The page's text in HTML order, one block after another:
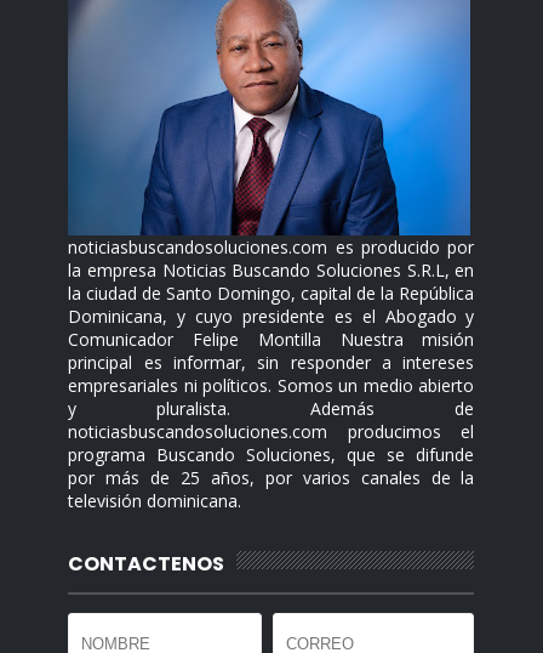
noticiasbuscandosoluciones.com es producido por
la empresa Noticias Buscando Soluciones S.R.L, en
la ciudad de Santo Domingo, capital de la República
Dominicana, y cuyo presidente es el Abogado y
Comunicador Felipe Montilla Nuestra misión
principal es informar, sin responder a intereses
empresariales ni políticos. Somos un medio abierto
y pluralista. Además de
noticiasbuscandosoluciones.com producimos el
programa Buscando Soluciones, que se difunde
por más de 25 años, por varios canales de la
televisión dominicana.
CONTACTENOS